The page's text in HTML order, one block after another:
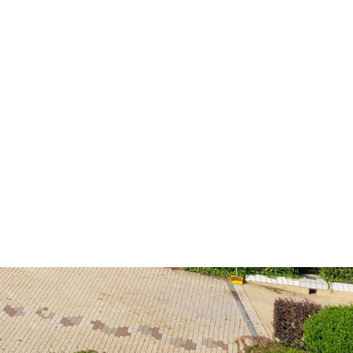
Dienste
Stadtplan
Newsletter
Mängelmelder